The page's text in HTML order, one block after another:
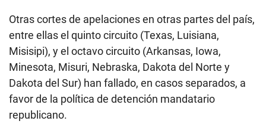
Otras cortes de apelaciones en otras partes del país,
entre ellas el quinto circuito (Texas, Luisiana,
Misisipi), y el octavo circuito (Arkansas, Iowa,
Minesota, Misuri, Nebraska, Dakota del Norte y
Dakota del Sur) han fallado, en casos separados, a
favor de la política de detención mandatario
republicano.